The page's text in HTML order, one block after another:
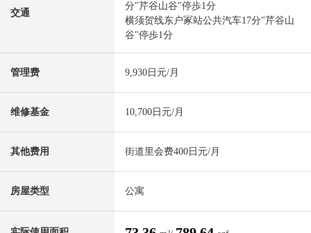
交通
分"芹谷山谷"停歩1分
横须贺线东户冢站公共汽车17分"芹谷山
谷"停歩1分
管理费 9,930日元/月
维修基金 10,700日元/月
其他费用 街道里会费400日元/月
房屋类型 公寓